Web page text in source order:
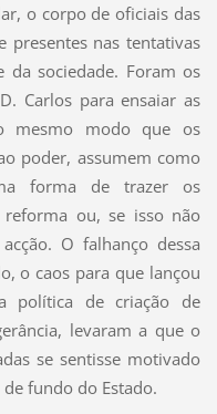
o corpo de oficiais das
presentes nas tentativas
sociedade. Foram os
Carlos para ensaiar as
mesmo modo que os
poder, assumem como
forma de trazer os
ou, se isso não
O falhanço dessa
o caos para que lançou
política de criação de
levaram a que o
se sentisse motivado
fundo do Estado.